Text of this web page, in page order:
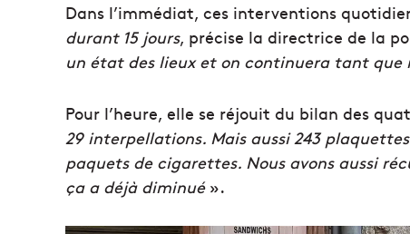
Dans l’immédiat, ces interventions
durant 15 jours, précise la directrice de la
un état des lieux et on continuera tant que
Pour l’heure, elle se réjouit du bilan des
29 interpellations. Mais aussi 243
paquets de cigarettes. Nous avons aussi
ça a déjà diminué».